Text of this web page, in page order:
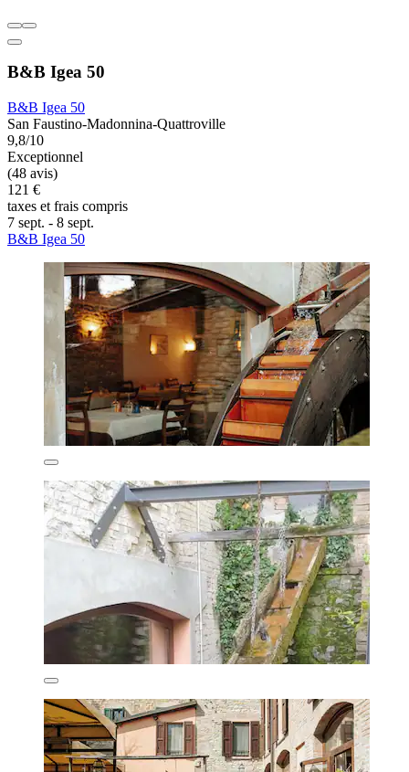
B&B Igea 50
B&B Igea 50
San Faustino-Madonnina-Quattroville
9,8/10
Exceptionnel
(48 avis)
121 €
taxes et frais compris
7 sept. - 8 sept.
B&B Igea 50